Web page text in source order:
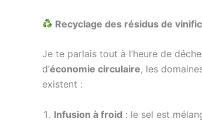
Recyclage des résidus de
Je te parlais tout à l’heure de
d’économie circulaire, les
existent :
Infusion à froid : le sel est